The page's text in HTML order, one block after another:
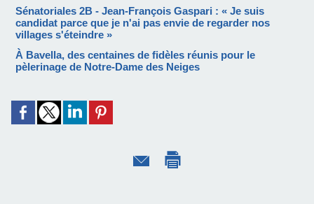
Sénatoriales 2B - Jean-François Gaspari : « Je suis
candidat parce que je n'ai pas envie de regarder nos
villages s'éteindre »
À Bavella, des centaines de fidèles réunis pour le
pèlerinage de Notre-Dame des Neiges